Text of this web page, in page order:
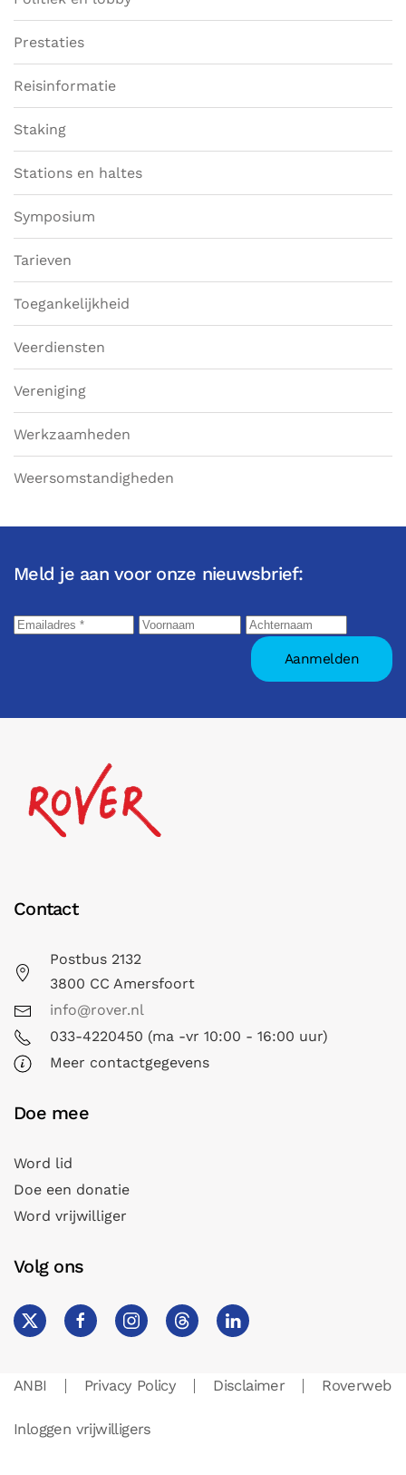
Prestaties
Reisinformatie
Staking
Stations en haltes
Symposium
Tarieven
Toegankelijkheid
Veerdiensten
Vereniging
Werkzaamheden
Weersomstandigheden
Meld je aan voor onze nieuwsbrief:
Contact
Postbus 2132
3800 CC Amersfoort
info@rover.nl
033-4220450 (ma -vr 10:00 - 16:00 uur)
Meer contactgegevens
Doe mee
Word lid
Doe een donatie
Word vrijwilliger
Volg ons
ANBI Privacy Policy Disclaimer Roverweb
Inloggen vrijwilligers